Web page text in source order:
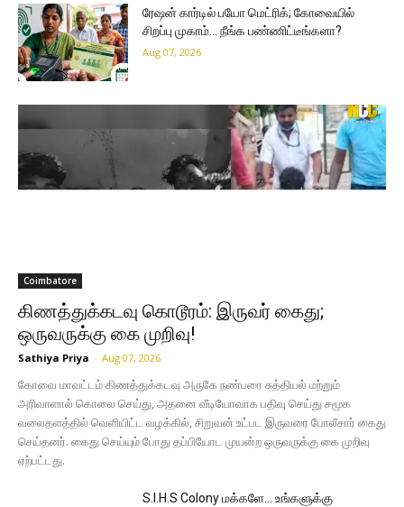
ரேஷன் கார்டில் பயோ மெட்ரிக்; கோவையில்
சிறப்பு முகாம்… நீங்க பண்ணிட்டீங்களா?
Aug 07, 2026
Coimbatore
கிணத்துக்கடவு கொடூரம்: இருவர் கைது;
ஒருவருக்கு கை முறிவு!
Sathiya Priya - Aug 07, 2026
கோவை மாவட்டம் கிணத்துக்கடவு அருகே நண்பரை சுத்தியல் மற்றும்
அரிவாளால் கொலை செய்து, அதனை வீடியோவாக பதிவு செய்து சமூக
வலைதளத்தில் வெளியிட்ட வழக்கில், சிறுவன் உட்பட இருவரை போலீசார் கைது
செய்தனர். கைது செய்யும் போது தப்பியோட முயன்ற ஒருவருக்கு கை முறிவு
ஏற்பட்டது.
S.I.H.S Colony மக்களே… உங்களுக்கு